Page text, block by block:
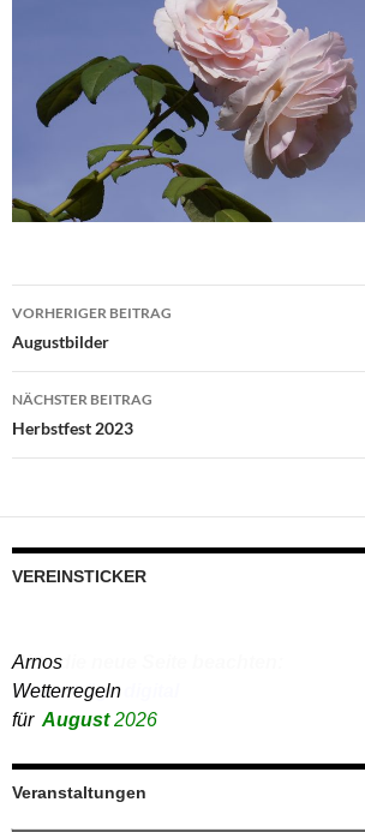
Beitrags-Navigation
VORHERIGER BEITRAG
Augustbilder
NÄCHSTER BEITRAG
Herbstfest 2023
VEREINSTICKER
Bitte die neue Seite beachten:
Bauanträge digital
Veranstaltungen